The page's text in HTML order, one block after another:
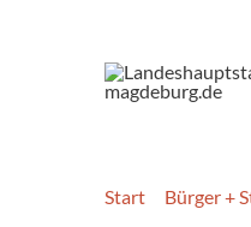
Start Bürger +